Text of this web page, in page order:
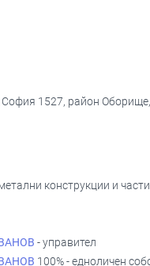
София 1527, район
конструкции и части
- управител
100% - едноличен